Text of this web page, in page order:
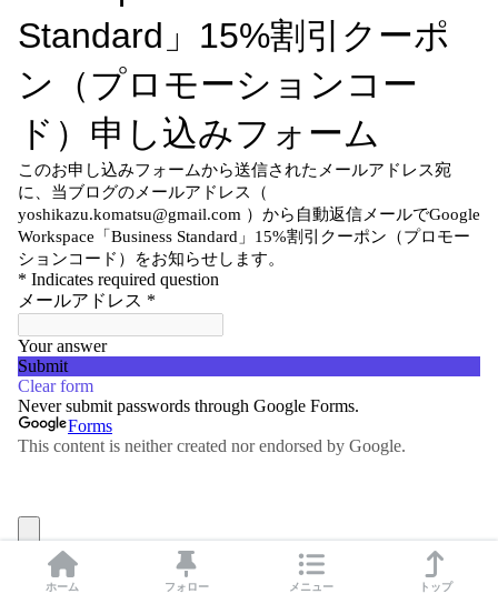
ホーム フォロー メニュー トップ